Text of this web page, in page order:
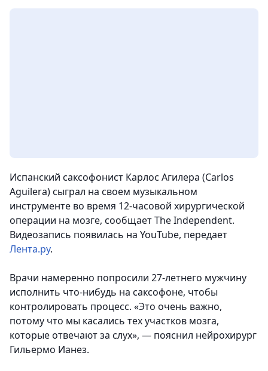
Испанский саксофонист Карлос Агилера (Carlos
Aguilera) сыграл на своем музыкальном
инструменте во время 12-часовой хирургической
операции на мозге, сообщает The Independent.
Видеозапись появилась на YouTube, передает
Лента.ру.
Врачи намеренно попросили 27-летнего мужчину
исполнить что-нибудь на саксофоне, чтобы
контролировать процесс. «Это очень важно,
потому что мы касались тех участков мозга,
которые отвечают за слух», — пояснил нейрохирург
Гильермо Ианез.